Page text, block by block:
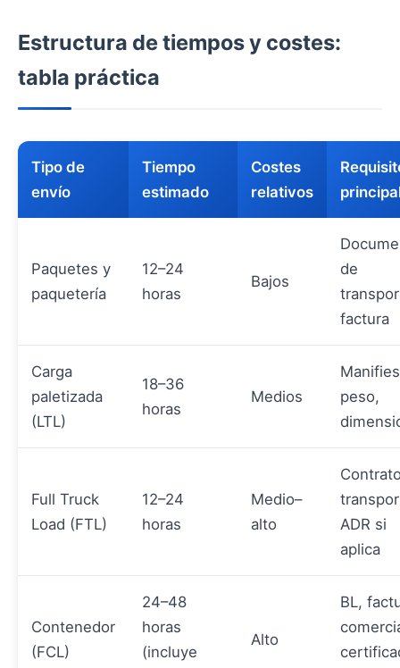
Estructura de tiempos y costes:
tabla práctica
Tipo de
envío
Tiempo
estimado
Costes
relativos
Paquetes y
paquetería
12–24
horas
Bajos
de
factura
Carga
paletizada
(LTL)
18–36
horas
Medios
peso,
Full Truck
Load (FTL)
12–24
horas
Medio–
alto
ADR si
aplica
Contenedor
(FCL)
24–48
horas
(incluye
Alto
BL,